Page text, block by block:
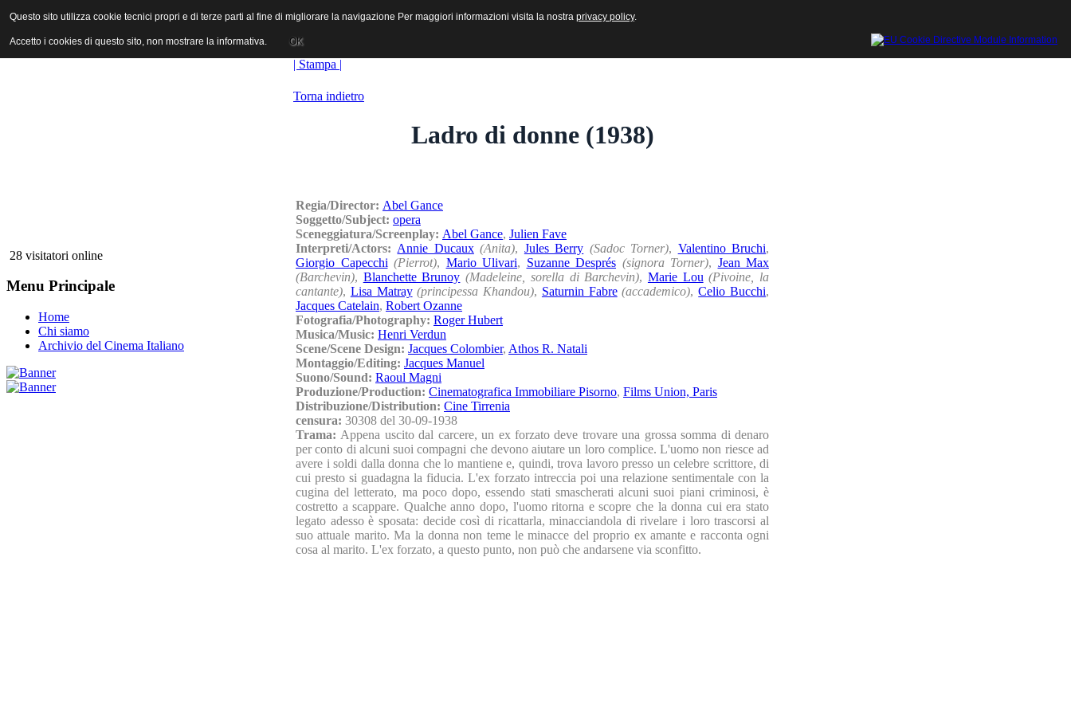
ANICA | Associazione Nazionale Industrie Cinematografiche Audiovisive e Multimediali
28 visitatori online
Menu Principale
Home
Chi siamo
Archivio del Cinema Italiano
| Stampa |
Torna indietro
Ladro di donne (1938)
Regia/Director: Abel Gance
Soggetto/Subject: opera
Sceneggiatura/Screenplay: Abel Gance, Julien Fave
Interpreti/Actors: Annie Ducaux (Anita), Jules Berry (Sadoc Torner), Valentino Bruchi,
Giorgio Capecchi (Pierrot), Mario Ulivari, Suzanne Després (signora Torner), Jean Max
(Barchevin), Blanchette Brunoy (Madeleine, sorella di Barchevin), Marie Lou (Pivoine, la
cantante), Lisa Matray (principessa Khandou), Saturnin Fabre (accademico),Celio Bucchi,
Jacques Catelain, Robert Ozanne
Fotografia/Photography: Roger Hubert
Musica/Music: Henri Verdun
Scene/Scene Design: Jacques Colombier, Athos R. Natali
Montaggio/Editing: Jacques Manuel
Suono/Sound: Raoul Magni
Produzione/Production: Cinematografica Immobiliare Pisorno, Films Union, Paris
Distribuzione/Distribution: Cine Tirrenia
censura: 30308 del 30-09-1938
Trama: Appena uscito dal carcere, un ex forzato deve trovare una grossa somma di denaro
per conto di alcuni suoi compagni che devono aiutare un loro complice. L'uomo non riesce ad
avere i soldi dalla donna che lo mantiene e, quindi, trova lavoro presso un celebre scrittore, di
cui presto si guadagna la fiducia. L'ex forzato intreccia poi una relazione sentimentale con la
cugina del letterato, ma poco dopo, essendo stati smascherati alcuni suoi piani criminosi, è
costretto a scappare. Qualche anno dopo, l'uomo ritorna e scopre che la donna cui era stato
legato adesso è sposata: decide così di ricattarla, minacciandola di rivelare i loro trascorsi al
suo attuale marito. Ma la donna non teme le minacce del proprio ex amante e racconta ogni
cosa al marito. L'ex forzato, a questo punto, non può che andarsene via sconfitto.
Questo sito utilizza cookie tecnici propri e di terze parti al fine di migliorare la navigazione Per maggiori informazioni visita la nostra privacy policy.
Accetto i cookies di questo sito, non mostrare la informativa. OK
Questo sito utilizza cookie tecnici propri e di terze parti al fine di migliorare la navigazione Per maggiori informazioni visita la nostra privacy policy.
Accetto i cookies di questo sito, non mostrare la informativa. OK